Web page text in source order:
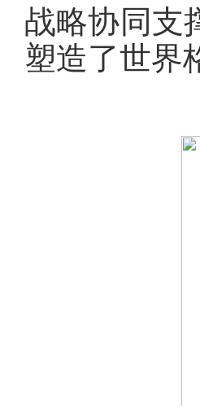
战略协同支
塑造了世界